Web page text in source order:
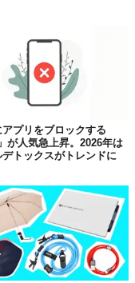
プリをブロックする
が人気急上昇。2026年は
トックスがトレンドに